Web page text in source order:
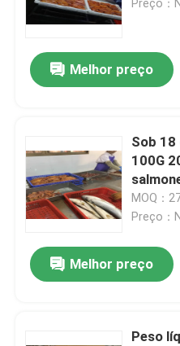
Preço：
Melhor preço
Sob 18
100G
MOQ：
Preço：
Melhor preço
Peso